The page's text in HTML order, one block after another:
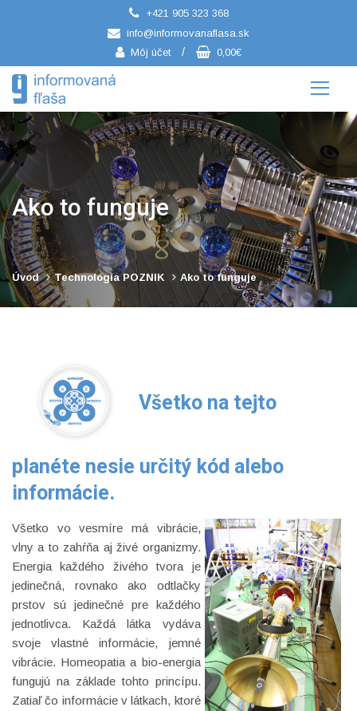
+421 905 323 368
info@informovanaflasa.sk
Môj účet
/ 0,00€
Ako to funguje
Úvod Technológia POZNIK Ako to funguje
Všetko na tejto
planéte nesie určitý kód alebo
informácie.
Všetko vo vesmíre má vibrácie,
vlny a to zahŕňa aj živé organizmy.
Energia každého živého tvora je
jedinečná, rovnako ako odtlačky
prstov sú jedinečné pre každého
jednotlivca. Každá látka vydáva
svoje vlastné informácie, jemné
vibrácie. Homeopatia a bio-energia
fungujú na základe tohto princípu.
Zatiaľ čo informácie v látkach, ktoré